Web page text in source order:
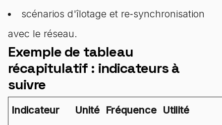
scénarios d'îlotage et re‑synchronisation
avec le réseau.
Exemple de tableau
récapitulatif : indicateurs à
suivre
Indicateur Unité Fréquence Utilité